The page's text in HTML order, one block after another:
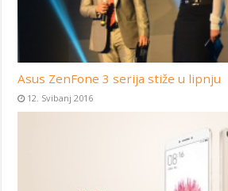
Asus ZenFone 3 serija stiže u lipnju
12. Svibanj 2016